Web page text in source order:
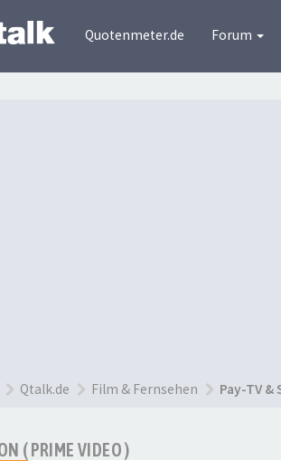
Quotenmeter.de Forum
Qtalk.de Film & Fernsehen Pay-TV &
( PRIME VIDEO )